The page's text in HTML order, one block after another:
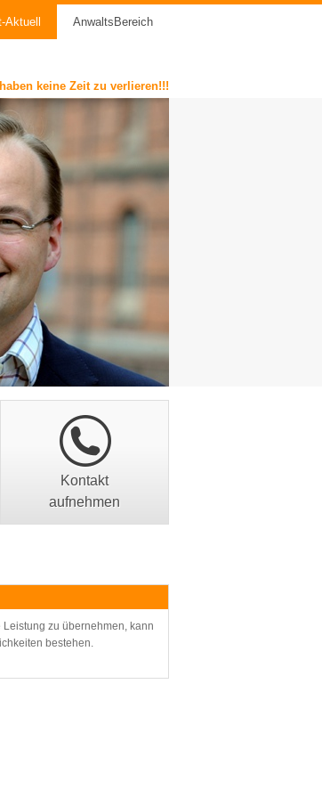
Aktuell AnwaltsBereich
keine Zeit zu verlieren!!!
Kontakt
aufnehmen
zu übernehmen, kann
bestehen.